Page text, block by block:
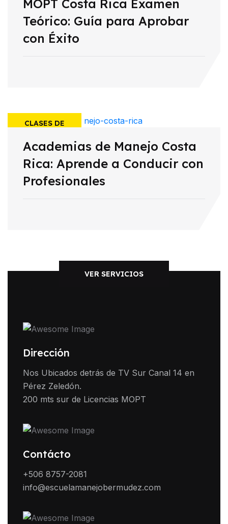
MOPT Costa Rica Examen
Teórico: Guía para Aprobar
con Éxito
CLASES DE
MANEJO
Academias de Manejo Costa
Rica: Aprende a Conducir con
Profesionales
VER SERVICIOS
Dirección
Nos Ubicados detrás de TV Sur Canal 14 en
Pérez Zeledón.
200 mts sur de Licencias MOPT
Contácto
+506 8757-2081
info@escuelamanejobermudez.com